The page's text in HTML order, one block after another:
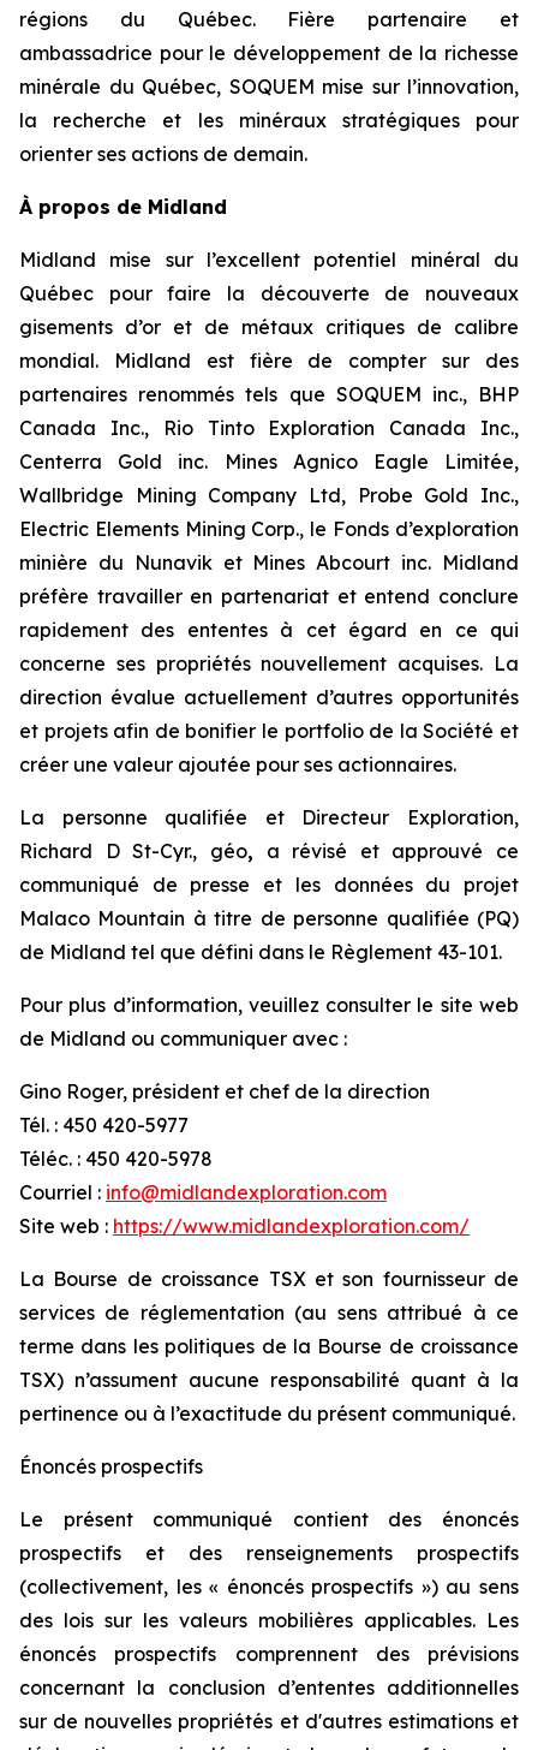
régions du Québec. Fière partenaire et
ambassadrice pour le développement de la richesse
minérale du Québec, SOQUEM mise sur l’innovation,
la recherche et les minéraux stratégiques pour
orienter ses actions de demain.
À propos de Midland
Midland mise sur l’excellent potentiel minéral du
Québec pour faire la découverte de nouveaux
gisements d’or et de métaux critiques de calibre
mondial. Midland est fière de compter sur des
partenaires renommés tels que SOQUEM inc., BHP
Canada Inc., Rio Tinto Exploration Canada Inc.,
Centerra Gold inc. Mines Agnico Eagle Limitée,
Wallbridge Mining Company Ltd, Probe Gold Inc.,
Electric Elements Mining Corp., le Fonds d’exploration
minière du Nunavik et Mines Abcourt inc. Midland
préfère travailler en partenariat et entend conclure
rapidement des ententes à cet égard en ce qui
concerne ses propriétés nouvellement acquises. La
direction évalue actuellement d’autres opportunités
et projets afin de bonifier le portfolio de la Société et
créer une valeur ajoutée pour ses actionnaires.
La personne qualifiée et Directeur Exploration,
Richard D St-Cyr., géo, a révisé et approuvé ce
communiqué de presse et les données du projet
Malaco Mountain à titre de personne qualifiée (PQ)
de Midland tel que défini dans le Règlement 43-101.
Pour plus d’information, veuillez consulter le site web
de Midland ou communiquer avec :
Gino Roger, président et chef de la direction
Tél. : 450 420-5977
Téléc. : 450 420-5978
Courriel : info@midlandexploration.com
Site web : https://www.midlandexploration.com/
La Bourse de croissance TSX et son fournisseur de
services de réglementation (au sens attribué à ce
terme dans les politiques de la Bourse de croissance
TSX) n’assument aucune responsabilité quant à la
pertinence ou à l’exactitude du présent communiqué.
Énoncés prospectifs
Le présent communiqué contient des énoncés
prospectifs et des renseignements prospectifs
(collectivement, les « énoncés prospectifs ») au sens
des lois sur les valeurs mobilières applicables. Les
énoncés prospectifs comprennent des prévisions
concernant la conclusion d’ententes additionnelles
sur de nouvelles propriétés et d'autres estimations et